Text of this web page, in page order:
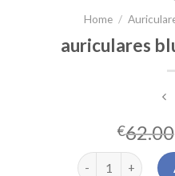
Home /
auriculares
€62.00
auriculares